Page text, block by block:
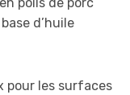
d’huile
pour les surfaces